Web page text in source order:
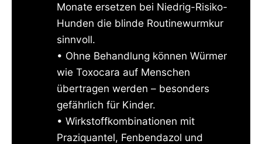
Monate ersetzen bei Niedrig-Risiko-
Hunden die blinde Routinewurmkur
sinnvoll.
• Ohne Behandlung können Würmer
wie Toxocara auf Menschen
übertragen werden – besonders
gefährlich für Kinder.
• Wirkstoffkombinationen mit
Praziquantel, Fenbendazol und